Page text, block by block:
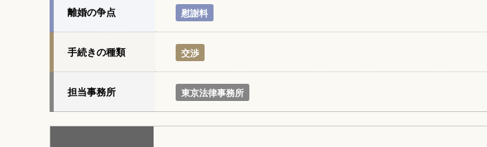
離婚の争点 慰謝料
手続きの種類 交渉
担当事務所 東京法律事務所